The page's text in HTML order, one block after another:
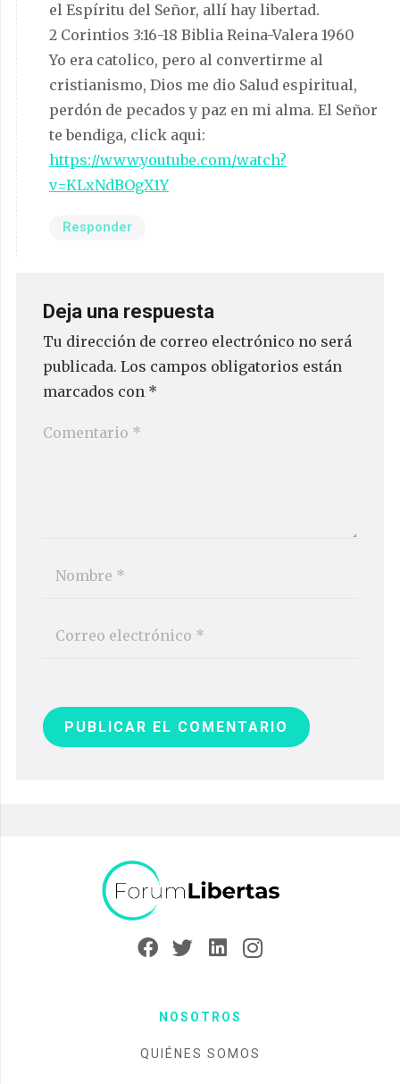
el Espíritu del Señor, allí hay libertad.
2 Corintios 3:16-18 Biblia Reina-Valera 1960
Yo era catolico, pero al convertirme al
cristianismo, Dios me dio Salud espiritual,
perdón de pecados y paz en mi alma. El Señor
te bendiga, click aqui:
https://www.youtube.com/watch?
v=KLxNdBOgX1Y
Responder
Deja una respuesta
Tu dirección de correo electrónico no será
publicada. Los campos obligatorios están
marcados con *
PUBLICAR EL COMENTARIO
NOSOTROS
QUIÉNES SOMOS